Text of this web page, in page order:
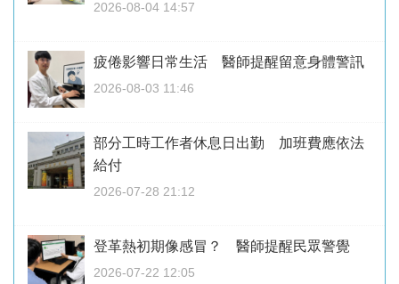
2026-08-04 14:57
疲倦影響日常生活 醫師提醒留意身體警訊
2026-08-03 11:46
部分工時工作者休息日出勤 加班費應依法
給付
2026-07-28 21:12
登革熱初期像感冒？ 醫師提醒民眾警覺
2026-07-22 12:05